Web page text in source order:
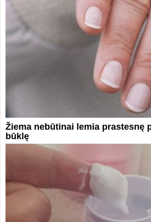
Žiema nebūtinai lemia prastesnę
būklę